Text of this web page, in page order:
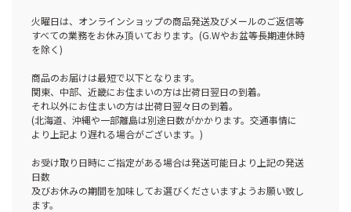
火曜日は、オンラインショップの商品発送及びメールのご返信等
すべての業務をお休み頂いております。(G.Wやお盆等長期連休時
を除く)
商品のお届けは最短で以下となります。
関東、中部、近畿にお住まいの方は出荷日翌日の到着。
それ以外にお住まいの方は出荷日翌々日の到着。
(北海道、沖縄や一部離島は別途日数がかかります。交通事情に
より上記より遅れる場合がございます。)
お受け取り日時にご指定がある場合は発送可能日より上記の発送
日数
及びお休みの期間を加味してお選びくださいますようお願い致し
ます。